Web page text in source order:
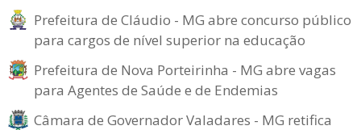
Prefeitura de Cláudio - MG abre concurso público
para cargos de nível superior na educação
Prefeitura de Nova Porteirinha - MG abre vagas
para Agentes de Saúde e de Endemias
Câmara de Governador Valadares - MG retifica